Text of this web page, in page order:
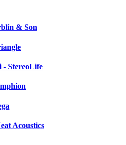
& Son
- StereoLife
Acoustics